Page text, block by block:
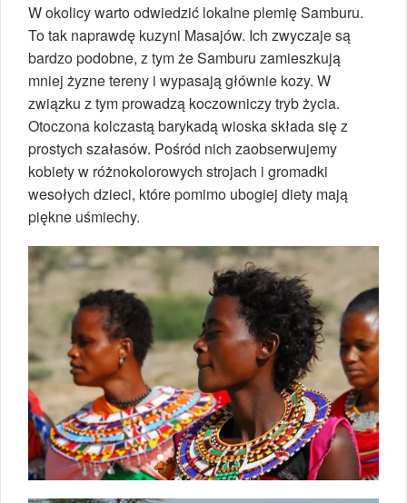
W okolicy warto odwiedzić lokalne plemię Samburu.
To tak naprawdę kuzyni Masajów. Ich zwyczaje są
bardzo podobne, z tym że Samburu zamieszkują
mniej żyzne tereny i wypasają głównie kozy. W
związku z tym prowadzą koczowniczy tryb życia.
Otoczona kolczastą barykadą wioska składa się z
prostych szałasów. Pośród nich zaobserwujemy
kobiety w różnokolorowych strojach i gromadki
wesołych dzieci, które pomimo ubogiej diety mają
piękne uśmiechy.